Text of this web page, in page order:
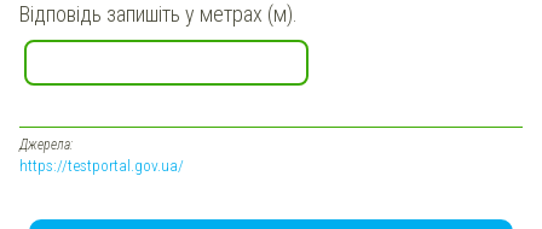
Відповідь запишіть у метрах (м).
Джерела:
https://testportal.gov.ua/